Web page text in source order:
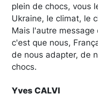
plein de chocs, vous
Ukraine, le climat, le
Mais l'autre
c'est que nous,
de nous adapter, de
chocs.
Yves CALVI